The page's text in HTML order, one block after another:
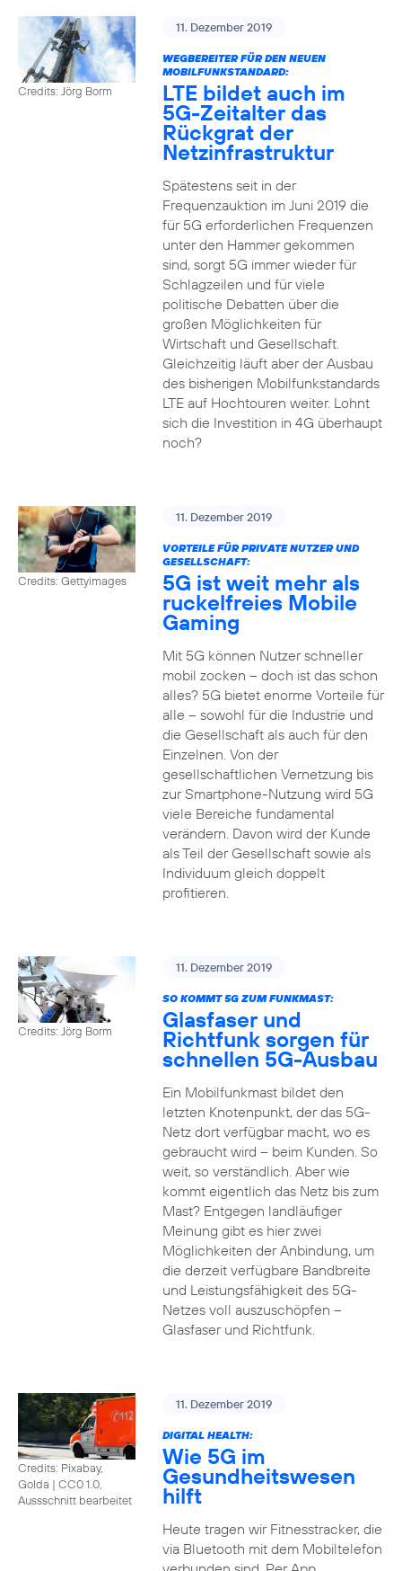
Credits: Jörg Borm
11. Dezember 2019
WEGBEREITER FÜR DEN NEUEN
MOBILFUNKSTANDARD:
LTE bildet auch im
5G-Zeitalter das
Rückgrat der
Netzinfrastruktur
Spätestens seit in der
Frequenzauktion im Juni 2019 die
für 5G erforderlichen Frequenzen
unter den Hammer gekommen
sind, sorgt 5G immer wieder für
Schlagzeilen und für viele
politische Debatten über die
großen Möglichkeiten für
Wirtschaft und Gesellschaft.
Gleichzeitig läuft aber der Ausbau
des bisherigen Mobilfunkstandards
LTE auf Hochtouren weiter. Lohnt
sich die Investition in 4G überhaupt
noch?
Credits: Gettyimages
11. Dezember 2019
VORTEILE FÜR PRIVATE NUTZER UND
GESELLSCHAFT:
5G ist weit mehr als
ruckelfreies Mobile
Gaming
Mit 5G können Nutzer schneller
mobil zocken – doch ist das schon
alles? 5G bietet enorme Vorteile für
alle – sowohl für die Industrie und
die Gesellschaft als auch für den
Einzelnen. Von der
gesellschaftlichen Vernetzung bis
zur Smartphone-Nutzung wird 5G
viele Bereiche fundamental
verändern. Davon wird der Kunde
als Teil der Gesellschaft sowie als
Individuum gleich doppelt
profitieren.
Credits: Jörg Borm
11. Dezember 2019
SO KOMMT 5G ZUM FUNKMAST:
Glasfaser und
Richtfunk sorgen für
schnellen 5G-Ausbau
Ein Mobilfunkmast bildet den
letzten Knotenpunkt, der das 5G-
Netz dort verfügbar macht, wo es
gebraucht wird – beim Kunden. So
weit, so verständlich. Aber wie
kommt eigentlich das Netz bis zum
Mast? Entgegen landläufiger
Meinung gibt es hier zwei
Möglichkeiten der Anbindung, um
die derzeit verfügbare Bandbreite
und Leistungsfähigkeit des 5G-
Netzes voll auszuschöpfen –
Glasfaser und Richtfunk.
Credits: Pixabay,
Golda | CC0 1.0,
Aussschnitt bearbeitet
11. Dezember 2019
DIGITAL HEALTH:
Wie 5G im
Gesundheitswesen
hilft
Heute tragen wir Fitnesstracker, die
via Bluetooth mit dem Mobiltelefon